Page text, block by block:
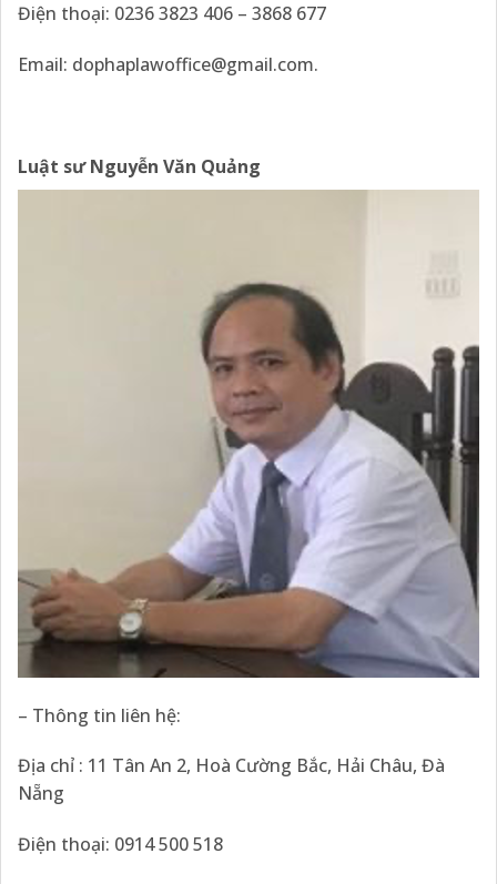
Điện thoại: 0236 3823 406 – 3868 677
Email: dophaplawoffice@gmail.com.
Luật sư Nguyễn Văn Quảng
– Thông tin liên hệ:
Địa chỉ : 11 Tân An 2, Hoà Cường Bắc, Hải Châu, Đà
Nẵng
Điện thoại: 0914 500 518